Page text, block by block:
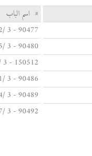
# اسم الباب
90477 - 3 /2
90480 - 3 /5
150512 - 3 /8
90486 - 3 /11
90489 - 3 /14
90492 - 3 /17